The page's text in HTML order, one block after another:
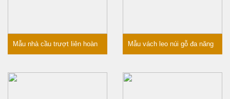
Mẫu nhà cầu trượt liên hoàn Mẫu vách leo núi gỗ đa năng